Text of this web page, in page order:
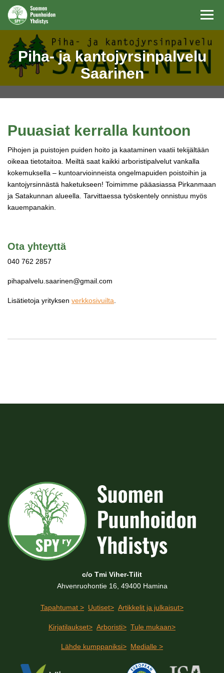
Piha- ja kantojyrsinpalvelu
Saarinen
Puuasiat kerralla kuntoon
Pihojen ja puistojen puiden hoito ja kaataminen vaatii tekijältään
oikeaa tietotaitoa. Meiltä saat kaikki arboristipalvelut vankalla
kokemuksella – kuntoarvioinneista ongelmapuiden poistoihin ja
kantojyrsinnästä haketukseen! Toimimme pääasiassa Pirkanmaan
ja Satakunnan alueella. Tarvittaessa työskentely onnistuu myös
kauempanakin.
Ota yhteyttä
040 762 2857
pihapalvelu.saarinen@gmail.com
Lisätietoja yrityksen verkkosivuilta
c/o Tmi Viher-Tilit
Ahvenruohontie 16, 49400 Hamina
Tapahtumat > Uutiset> Artikkelit ja julkaisut>
Kirjatilaukset> Arboristi> Tule mukaan>
Lähde kumppaniksi> Medialle >